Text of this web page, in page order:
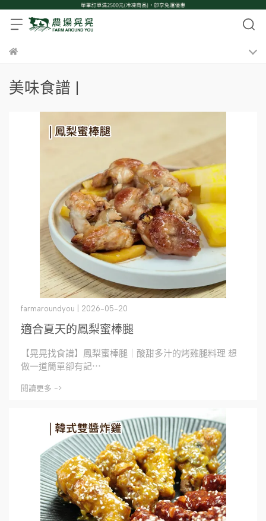
美味食譜 |
適合夏天的鳳梨蜜棒腿
farmaroundyou | 2026-05-20
【晃晃找食譜】鳳梨蜜棒腿｜酸甜多汁的烤雞腿料理 想
做一道簡單卻有記⋯
閱讀更多 ->